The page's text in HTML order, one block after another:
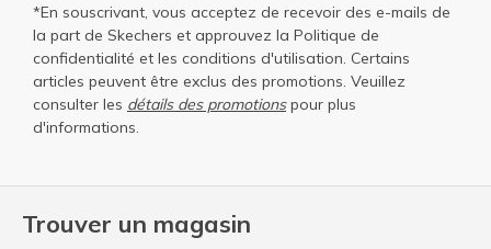
Trouver un magasin
*En souscrivant, vous acceptez de recevoir des e-mails de
la part de Skechers et approuvez la Politique de
confidentialité et les conditions d'utilisation. Certains
articles peuvent être exclus des promotions. Veuillez
consulter les détails des promotionspour plus
d'informations.